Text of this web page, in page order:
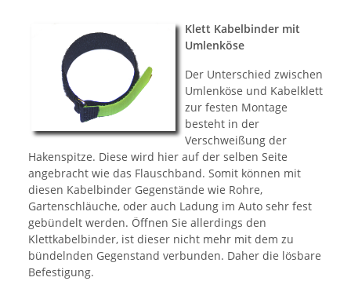
Klett Kabelbinder mit
Umlenköse
Der Unterschied zwischen
Umlenköse und Kabelklett
zur festen Montage
besteht in der
Verschweißung der
Hakenspitze. Diese wird hier auf der selben Seite
angebracht wie das Flauschband. Somit können mit
diesen Kabelbinder Gegenstände wie Rohre,
Gartenschläuche, oder auch Ladung im Auto sehr fest
gebündelt werden. Öffnen Sie allerdings den
Klettkabelbinder, ist dieser nicht mehr mit dem zu
bündelnden Gegenstand verbunden. Daher die lösbare
Befestigung.